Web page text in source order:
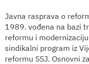
Javna rasprava o
1989. vođena na bazi
reformu i
sindikalni program iz
reformu SSJ. Osnovni